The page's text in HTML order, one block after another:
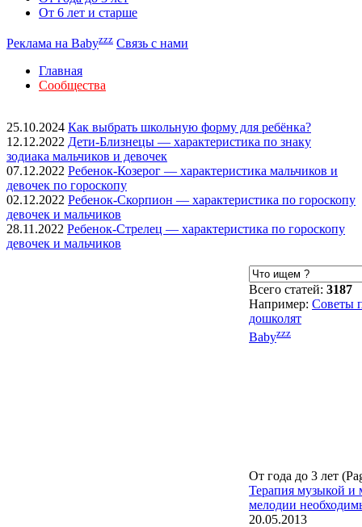
От 6 лет и старше
Реклама на Babyzzz Связь с нами
Главная
Сообщества
25.10.2024 Как выбрать школьную форму для ребёнка?
12.12.2022 Дети-Близнецы — характеристика по знаку
зодиака мальчиков и девочек
07.12.2022 Ребенок-Козерог — характеристика мальчиков и
девочек по гороскопу
02.12.2022 Ребенок-Скорпион — характеристика по гороскопу
девочек и мальчиков
28.11.2022 Ребенок-Стрелец — характеристика по гороскопу
девочек и мальчиков
Всего статей: 3187
Например: Советы
дошколят
Babyzzz
От года до 3 лет
Терапия музыкой и
мелодии
20.05.2013